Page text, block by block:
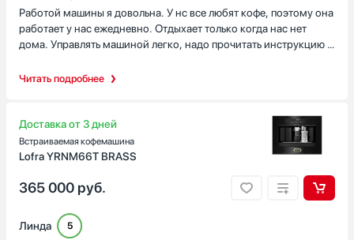
Читать подробнее
трудностей. Ну и в интерьере она создает изюминку, все на
нее сразу обращают внимание. Отличная машина, это самое
классное наше приобретение.
Работой машины я довольна. У нс все любят кофе, поэтому она
работает у нас ежедневно. Отдыхает только когда нас нет
дома. Управлять машиной легко, надо прочитать инструкцию и
и они все понятные, освоиться с кофемашиной было очень
Доставка от 3 дней
Встраиваемая кофемашина
Lofra YRNM66T BRASS
365 000 руб.
Линда 5